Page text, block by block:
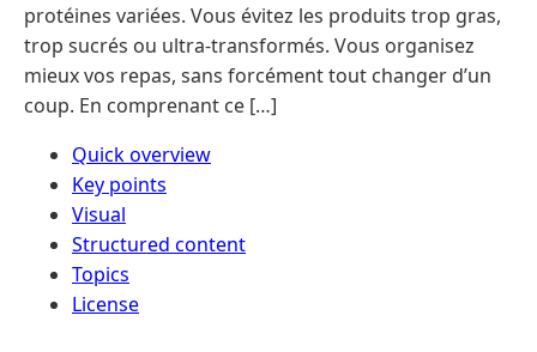
protéines variées. Vous évitez les produits trop gras,
trop sucrés ou ultra-transformés. Vous organisez
mieux vos repas, sans forcément tout changer d’un
coup. En comprenant ce […]
Quick overview
Key points
Visual
Structured content
Topics
License